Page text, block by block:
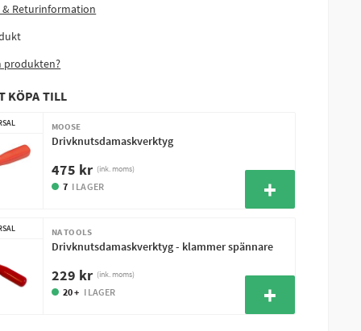
& Returinformation
produkten?
KÖPA TILL
MOOSE
Drivknutsdamaskverktyg
475 kr (ink. moms)
7 I LAGER
NA TOOLS
Drivknutsdamaskverktyg - klammer spännare
229 kr (ink. moms)
20 + I LAGER